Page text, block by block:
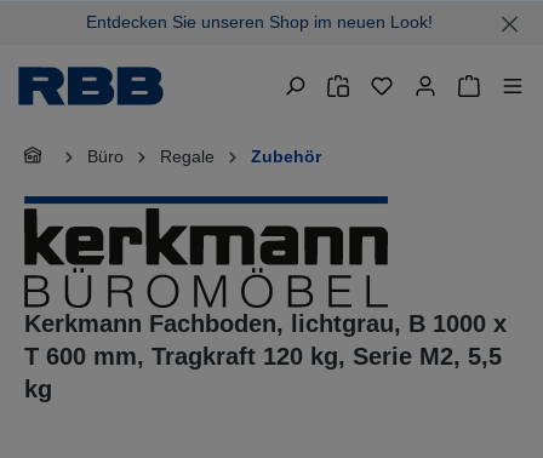
springenEntdecken Sie unseren Shop im neuen Look!
Büro Regale Zubehör
Kerkmann Fachboden, lichtgrau, B 1000 x
T 600 mm, Tragkraft 120 kg, Serie M2, 5,5
kg